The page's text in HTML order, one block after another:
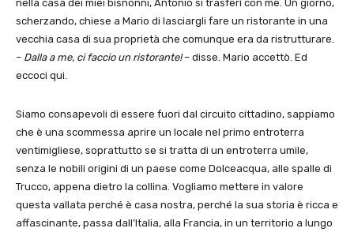
nella casa dei miei bisnonni, Antonio si trasferì con me. Un giorno,
scherzando, chiese a Mario di lasciargli fare un ristorante in una
vecchia casa di sua proprietà che comunque era da ristrutturare.
– Dalla a me, ci faccio un ristorante!– disse. Mario accettò. Ed
eccoci qui.
Siamo consapevoli di essere fuori dal circuito cittadino, sappiamo
che è una scommessa aprire un locale nel primo entroterra
ventimigliese, soprattutto se si tratta di un entroterra umile,
senza le nobili origini di un paese come Dolceacqua, alle spalle di
Trucco, appena dietro la collina. Vogliamo mettere in valore
questa vallata perché è casa nostra, perché la sua storia è ricca e
affascinante, passa dall’Italia, alla Francia, in un territorio a lungo